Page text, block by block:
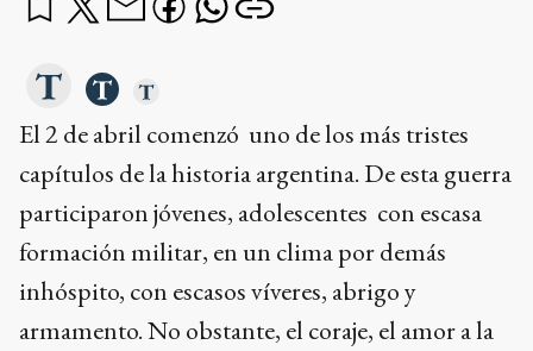
El 2 de abril comenzó uno de los más tristes
capítulos de la historia argentina. De esta guerra
participaron jóvenes, adolescentes con escasa
formación militar, en un clima por demás
inhóspito, con escasos víveres, abrigo y
armamento. No obstante, el coraje, el amor a la